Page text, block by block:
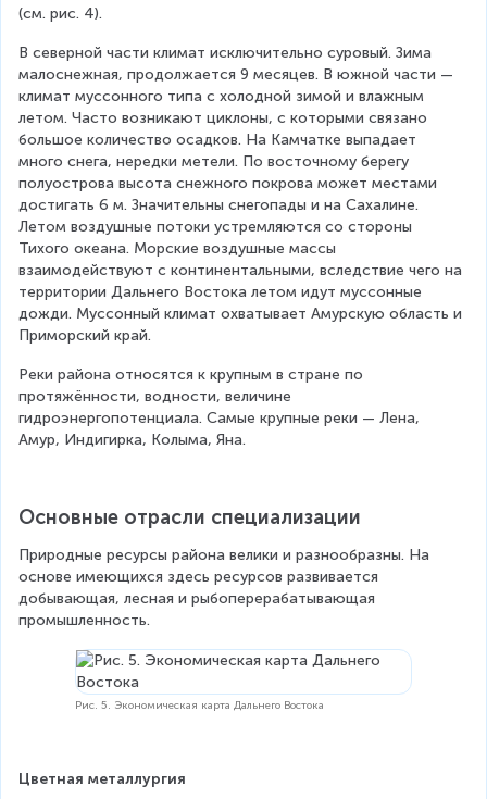
(см. рис. 4).
В северной части климат исключительно суровый. Зима
малоснежная, продолжается 9 месяцев. В южной части —
климат муссонного типа с холодной зимой и влажным
летом. Часто возникают циклоны, с которыми связано
большое количество осадков. На Камчатке выпадает
много снега, нередки метели. По восточному берегу
полуострова высота снежного покрова может местами
достигать 6 м. Значительны снегопады и на Сахалине.
Летом воздушные потоки устремляются со стороны
Тихого океана. Морские воздушные массы
взаимодействуют с континентальными, вследствие чего на
территории Дальнего Востока летом идут муссонные
дожди. Муссонный климат охватывает Амурскую область и
Приморский край.
Реки района относятся к крупным в стране по
протяжённости, водности, величине
гидроэнергопотенциала. Самые крупные реки — Лена,
Амур, Индигирка, Колыма, Яна.
Основные отрасли специализации
Природные ресурсы района велики и разнообразны. На
основе имеющихся здесь ресурсов развивается
добывающая, лесная и рыбоперерабатывающая
промышленность.
Рис. 5. Экономическая карта Дальнего Востока
Цветная металлургия